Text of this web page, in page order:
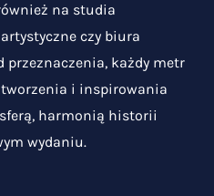
na studia
czy biura
przeznaczenia, każdy metr
i inspirowania
harmonią historii
wydaniu.